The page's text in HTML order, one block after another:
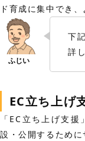
ド育成に集中でき
下
詳
EC立ち上げ
「EC立ち上げ支
設・公開するために